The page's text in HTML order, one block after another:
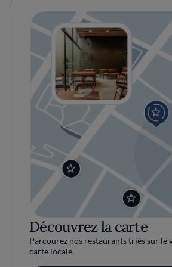
Découvrez la carte
Parcourez nos restaurants triés sur le
carte locale.